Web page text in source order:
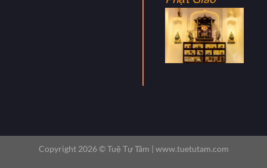
Copyright 2026 ©Tuệ Tự Tâm | www.tuetutam.com